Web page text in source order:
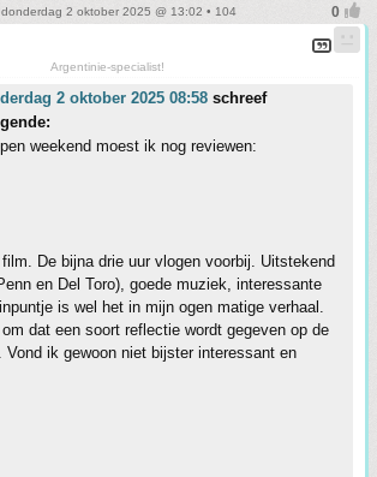
donderdag 2 oktober 2025 @ 13:02 • 104
Argentinie-specialist!
2 oktober 2025 08:58 schreef
weekend moest ik nog reviewen:
De bijna drie uur vlogen voorbij. Uitstekend
en Del Toro), goede muziek, interessante
is wel het in mijn ogen matige verhaal.
dat een soort reflectie wordt gegeven op de
Vond ik gewoon niet bijster interessant en